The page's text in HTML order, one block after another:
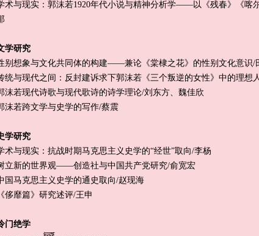
术与现实：郭沫若1920年代小说与精神分析学――以《残春》《喀
学研究
别想象与文化共同体的构建——兼论《棠棣之花》的性别文化意识/
统与现代之间：反封建诉求下郭沫若《三个叛逆的女性》中的理想
沫若现代诗歌与现代歌诗的诗学理论/刘东方、魏佳欣
沫若跨文学与史学的写作/蔡震
学研究
术与现实：抗战时期马克思主义史学的“经世”取向/李杨
立新的世界观——创造社与中国共产党研究/俞宽宏
国马克思主义史学的通史取向/赵现海
《侈靡篇》研究述评/王申
门绝学